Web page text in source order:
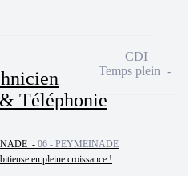
Téléphonie
- 06 - PEYMEINADE
en pleine croissance !
CDI
Temps plein